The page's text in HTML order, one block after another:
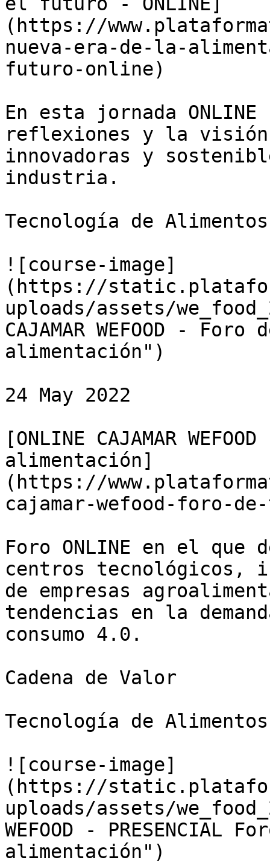
(https://
nueva-era-de-la-
futuro-online)
En esta jornada
reflexiones y la visión
innovadoras y
industria.
Tecnología de Alimentos
![course-image]
(https://
uploads/assets/
CAJAMAR WEFOOD -
alimentación")
24 May 2022
[ONLINE CAJAMAR
alimentación]
(https://
cajamar-wefood-foro-
Foro ONLINE en el que
centros tecnológicos,
de empresas
tendencias en la
consumo 4.0.
Cadena de Valor
Tecnología de Alimentos
![course-image]
(https://
uploads/assets/
WEFOOD - PRESENCIAL
alimentación")